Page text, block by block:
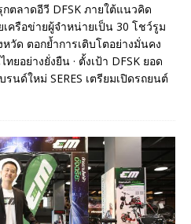
กตลาดอีวี DFSK ภายใต้แนวคิด
ครือข่ายผู้จำหน่ายเป็น 30 โชว์รูม
วัด ตอกย้ำการเติบโตอย่างมั่นคง
ยอย่างยั่งยืน · ตั้งเป้า DFSK ยอด
นด์ใหม่ SERES เตรียมเปิดรถยนต์